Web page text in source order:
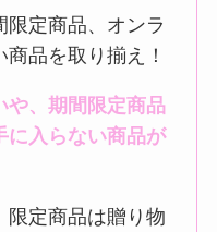
定商品、オンラ
品を取り揃え！
や、期間限定商品
に入らない商品が
限定商品は贈り物